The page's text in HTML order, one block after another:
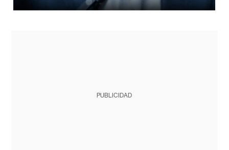
PUBLICIDAD